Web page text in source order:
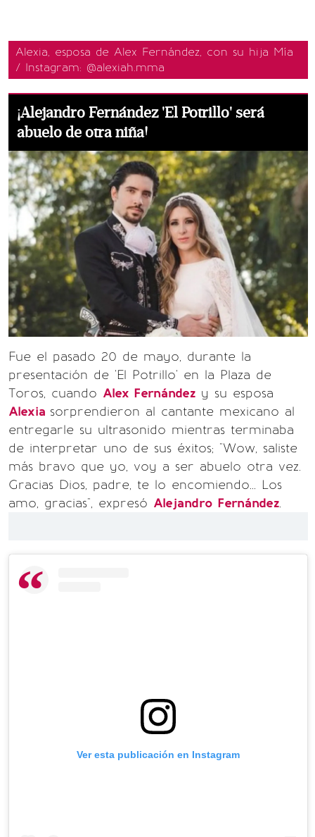
Alexia, esposa de Alex Fernández, con su hija Mía
/ Instagram: @alexiah.mma
¡Alejandro Fernández 'El Potrillo' será
abuelo de otra niña!
Fue el pasado 20 de mayo, durante la
presentación de 'El Potrillo' en la Plaza de
Toros, cuando Alex Fernández y su esposa
Alexia sorprendieron al cantante mexicano al
entregarle su ultrasonido mientras terminaba
de interpretar uno de sus éxitos; "Wow, saliste
más bravo que yo, voy a ser abuelo otra vez.
Gracias Dios, padre, te lo encomiendo... Los
amo, gracias", expresó Alejandro Fernández.
Ver esta publicación en Instagram